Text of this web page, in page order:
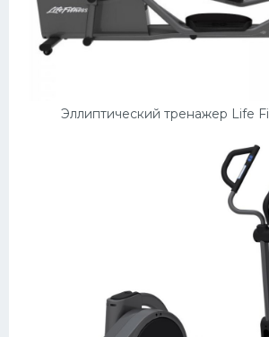
Эллиптический тренажер Life